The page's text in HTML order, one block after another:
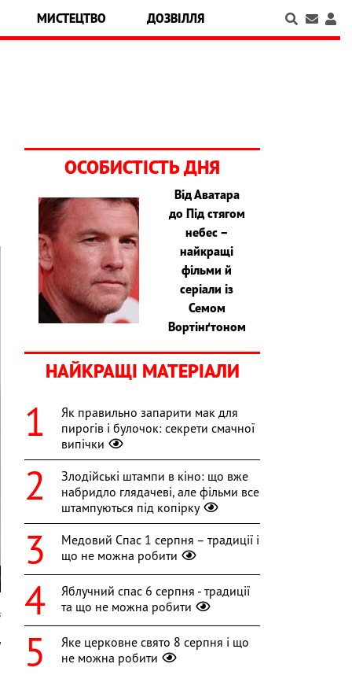
МИСТЕЦТВО ДОЗВІЛЛЯ
ОСОБИСТІСТЬ ДНЯ
Від Аватара
до Під стягом
небес –
найкращі
фільми й
серіали із
Семом
Вортінґтоном
НАЙКРАЩІ МАТЕРІАЛИ
Як правильно запарити мак для
пирогів і булочок: секрети смачної
випічки
Злодійські штампи в кіно: що вже
набридло глядачеві, але фільми все
штампуються під копірку
Медовий Спас 1 серпня – традиції і
що не можна робити
Яблучний спас 6 серпня - традиції
та що не можна робити
Яке церковне свято 8 серпня і що
не можна робити